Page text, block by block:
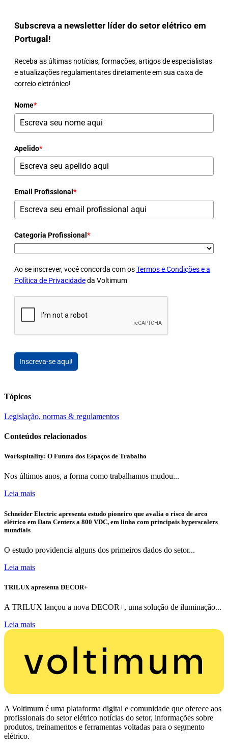
Subscreva a newsletter líder do setor elétrico em
Portugal!
Receba as últimas notícias, formações, artigos de especialistas
e atualizações regulamentares diretamente em sua caixa de
correio eletrónico!
Nome*
Apelido*
Email Profissional *
Categoria Profissional *
Ao se inscrever, você concorda com osTermos e Condições e a
Política de Privacidadeda Voltimum
Inscreva-se aqui!
Tópicos
Legislação, normas & regulamentos
Conteúdos relacionados
Workspitality: O Futuro dos Espaços de Trabalho
Nos últimos anos, a forma como trabalhamos mudou...
Leia mais
Schneider Electric apresenta estudo pioneiro que avalia o risco de arco
elétrico em Data Centers a 800 VDC, em linha com principais hyperscalers
mundiais
O estudo providencia alguns dos primeiros dados do setor...
Leia mais
TRILUX apresenta DECOR+
A TRILUX lançou a nova DECOR+, uma solução de iluminação...
Leia mais
A Voltimum é uma plataforma digital e comunidade que oferece aos
profissionais do setor elétrico notícias do setor, informações sobre
produtos, treinamentos e ferramentas voltadas para o segmento
elétrico.